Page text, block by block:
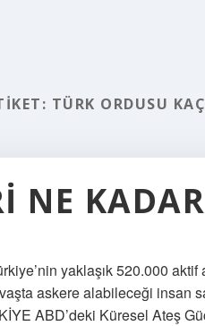
TÜRK ORDUSU
NE KADAR
yaklaşık 520.000
askere alabileceği insan
ABD’deki Küresel Ateş